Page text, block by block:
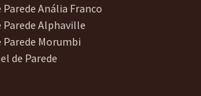
Parede Anália Franco
Parede Alphaville
Parede Morumbi
de Parede